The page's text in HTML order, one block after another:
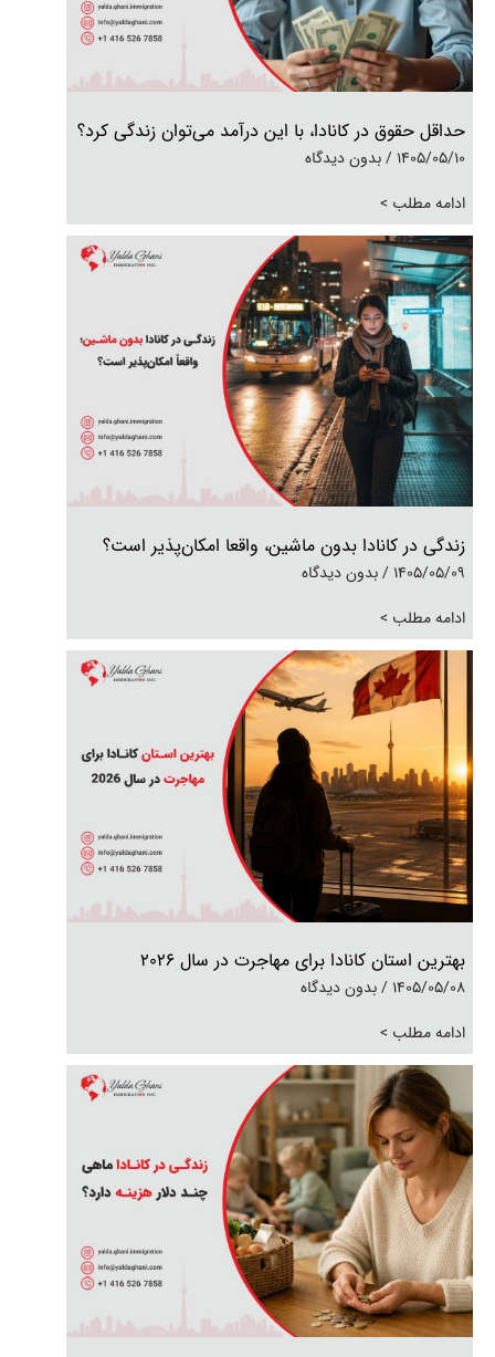
حداقل حقوق در کانادا، با این درآمد می‌توان زندگی کرد؟
1405/05/10
بدون دیدگاه
ادامه مطلب >
زندگی در کانادا بدون ماشین، واقعا امکان‌پذیر است؟
1405/05/09
بدون دیدگاه
ادامه مطلب >
بهترین استان کانادا برای مهاجرت در سال 2026
1405/05/08
بدون دیدگاه
ادامه مطلب >